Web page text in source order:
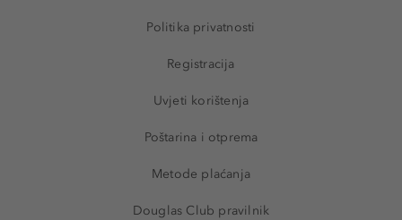
Politika privatnosti
Registracija
Uvjeti korištenja
Poštarina i otprema
Metode plaćanja
Douglas Club pravilnik